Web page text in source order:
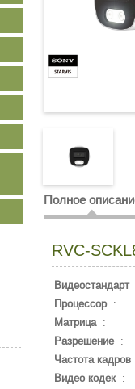
Полное
RVC-
Видеостандарт
Процессор:
Матрица:
Разрешение :
Частота кадров
Видео кодек: